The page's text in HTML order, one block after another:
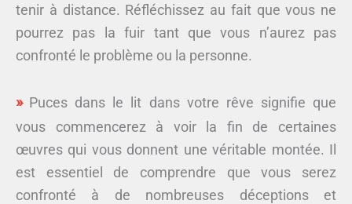
tenir à distance. Réfléchissez au fait que vous ne
pourrez pas la fuir tant que vous n’aurez pas
confronté le problème ou la personne.
Puces dans le lit dans votre rêve signifie que
vous commencerez à voir la fin de certaines
œuvres qui vous donnent une véritable montée. Il
est essentiel de comprendre que vous serez
confronté à de nombreuses déceptions et